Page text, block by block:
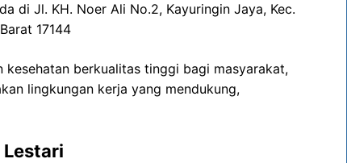
di Jl. KH. Noer Ali No.2, Kayuringin Jaya, Kec.
17144
kesehatan berkualitas tinggi bagi masyarakat,
lingkungan kerja yang mendukung,
Lestari